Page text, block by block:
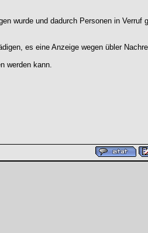
wurde und dadurch Personen in Verruf
es eine Anzeige wegen übler
werden kann.